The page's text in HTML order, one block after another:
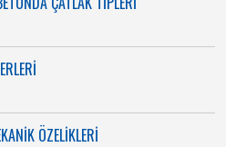
ÖZELİKLERİ